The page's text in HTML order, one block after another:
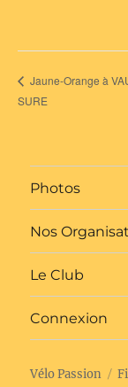
Jaune-Orange à
SURE
Photos
Nos
Le Club
Connexion
Vélo Passion